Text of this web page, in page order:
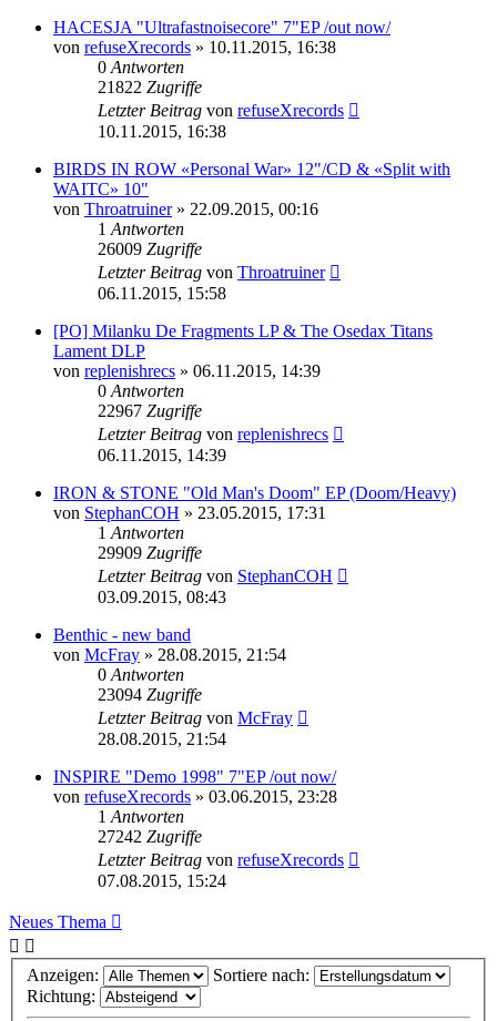
HACESJA "Ultrafastnoisecore" 7"EP /out now/
von refuseXrecords » 10.11.2015, 16:38
0 Antworten
21822 Zugriffe
Letzter Beitrag von refuseXrecords
10.11.2015, 16:38
BIRDS IN ROW «Personal War» 12"/CD & «Split with
WAITC» 10"
von Throatruiner» 22.09.2015, 00:16
1 Antworten
26009 Zugriffe
Letzter Beitrag von Throatruiner
06.11.2015, 15:58
[PO] Milanku De Fragments LP & The Osedax Titans
Lament DLP
von replenishrecs » 06.11.2015, 14:39
0 Antworten
22967 Zugriffe
Letzter Beitrag von replenishrecs
06.11.2015, 14:39
IRON & STONE "Old Man's Doom" EP (Doom/Heavy)
von StephanCOH » 23.05.2015, 17:31
1 Antworten
29909 Zugriffe
Letzter Beitrag von StephanCOH
03.09.2015, 08:43
Benthic - new band
von McFray » 28.08.2015, 21:54
0 Antworten
23094 Zugriffe
Letzter Beitrag von McFray
28.08.2015, 21:54
INSPIRE "Demo 1998" 7"EP /out now/
von refuseXrecords » 03.06.2015, 23:28
1 Antworten
27242 Zugriffe
Letzter Beitrag von refuseXrecords
07.08.2015, 15:24
Neues Thema
Anzeigen:
Sortiere nach:
Richtung: